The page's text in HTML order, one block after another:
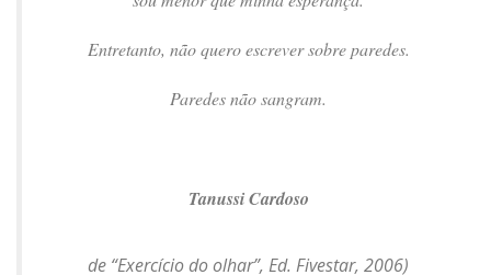
Entretanto, não quero escrever sobre paredes.
Paredes não sangram.
Tanussi Cardoso
de “Exercício do olhar”, Ed. Fivestar, 2006)